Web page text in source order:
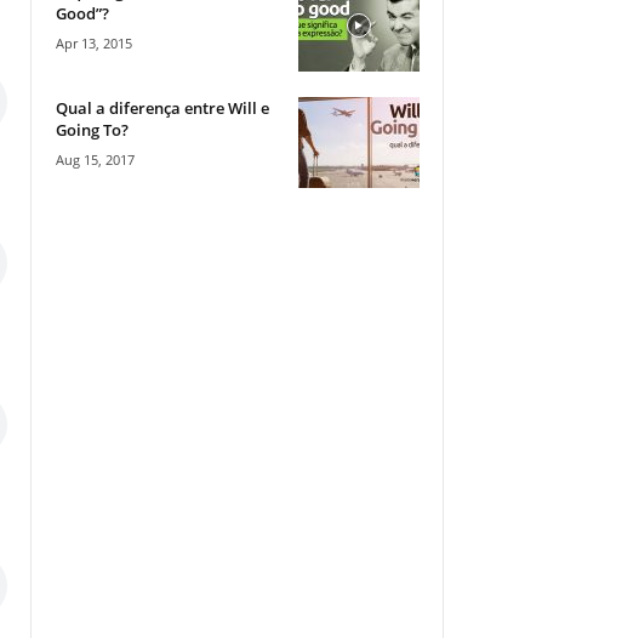
Good”?
Apr 13, 2015
Qual a diferença entre Will e
Going To?
Aug 15, 2017